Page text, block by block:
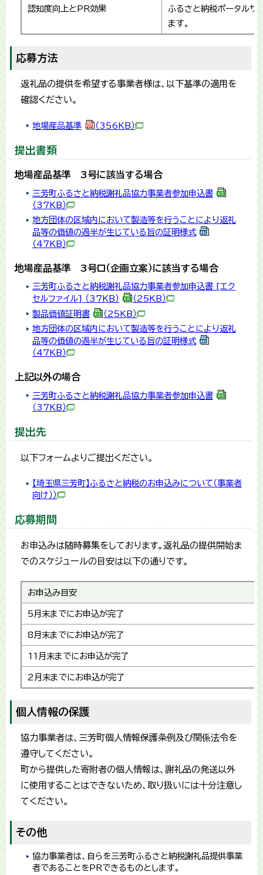
認知度向上とPR効果
ふるさと納税ポータルサ
ます。
応募方法
返礼品の提供を希望する事業者様は、以下基準の適用を
確認ください。
地場産品基準 （356KB）
提出書類
地場産品基準 3号に該当する場合
三芳町ふるさと納税謝礼品協力事業者参加申込書
（37KB）
地方団体の区域内において製造等を行うことにより返礼
品等の価値の過半が生じている旨の証明様式
（47KB）
地場産品基準 3号ロ（企画立案）に該当する場合
三芳町ふるさと納税謝礼品協力事業者参加申込書 [エク
セルファイル] （37KB）
（25KB）
製品価値証明書
（25KB）
地方団体の区域内において製造等を行うことにより返礼
品等の価値の過半が生じている旨の証明様式
（47KB）
上記以外の場合
三芳町ふるさと納税謝礼品協力事業者参加申込書
（37KB）
提出先
以下フォームよりご提出ください。
【埼玉県三芳町】ふるさと納税のお申込みについて（事業者
向け））
応募期間
お申込みは随時募集をしております。返礼品の提供開始ま
でのスケジュールの目安は以下の通りです。
お申込み目安
5月末までにお申込が完了
8月末までにお申込が完了
11月末までにお申込が完了
2月末までにお申込が完了
個人情報の保護
協力事業者は、三芳町個人情報保護条例及び関係法令を
遵守してください。
町から提供した寄附者の個人情報は、謝礼品の発送以外
に使用することはできないため、取り扱いには十分注意し
てください。
その他
協力事業者は、自らを三芳町ふるさと納税謝礼品提供事業
者であることをPRできるものとします。